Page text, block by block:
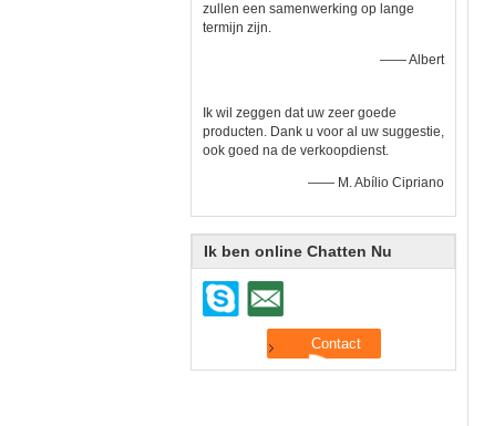
zullen een samenwerking op lange
termijn zijn.
—— Albert
Ik wil zeggen dat uw zeer goede
producten. Dank u voor al uw suggestie,
ook goed na de verkoopdienst.
—— M. Abílio Cipriano
Ik ben online Chatten Nu